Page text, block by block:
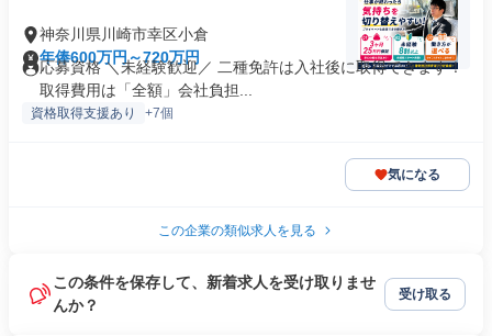
神奈川県川崎市幸区小倉
年俸600万円～720万円
応募資格 ＼未経験歓迎／ 二種免許は入社後に取得できます！
取得費用は「全額」会社負担...
資格取得支援あり +7個
気になる
この企業の類似求人を見る
この条件を保存して、新着求人を受け取りませ
んか？
受け取る